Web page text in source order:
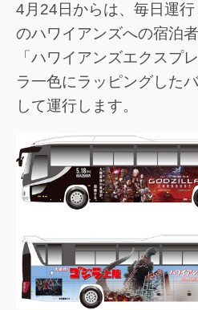
4月24日からは、毎日運
のハワイアンズへの宿泊
「ハワイアンズエクスプ
ラ一色にラッピングした
して運行します。